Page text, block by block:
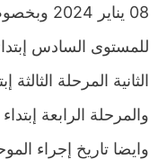
08 يناير
وايضا تاريخ إجراء